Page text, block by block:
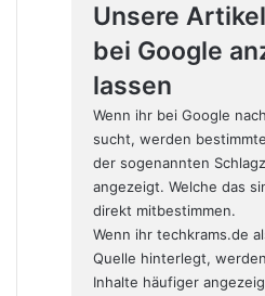
Unsere
bei Google
lassen
Wenn ihr bei Google
sucht, werden
der sogenannten
angezeigt. Welche das
direkt mitbestimmen.
Wenn ihr techkrams.de
Quelle hinterlegt,
Inhalte häufiger